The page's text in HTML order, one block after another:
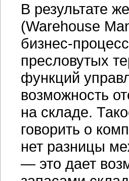
В результате
(Warehouse
бизнес-
пресловутых
функций
возможность
на складе.
говорить о
нет разницы
— это дает